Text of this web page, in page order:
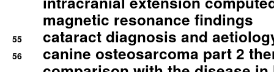
magnetic resonance findings
55 cataract diagnosis and
56
canine osteosarcoma part 2